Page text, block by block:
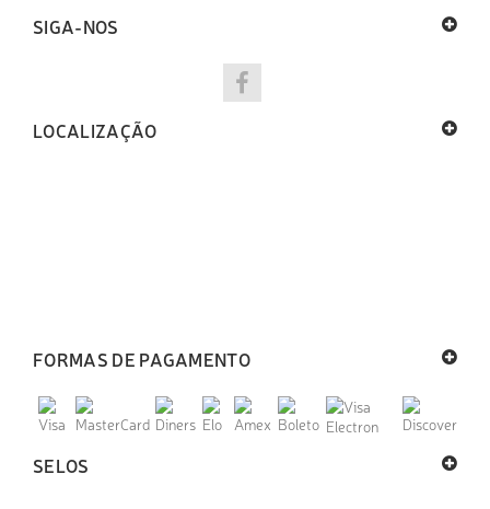
SIGA-NOS
LOCALIZAÇÃO
FORMAS DE PAGAMENTO
SELOS